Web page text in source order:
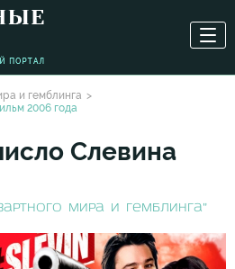
и гемблинга
2006 года
Слевина
мира и гемблинга"